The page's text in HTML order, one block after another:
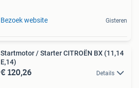
Bezoek website Gisteren
Startmotor / Starter CITROËN BX (11,14
E,14)
€ 120,26 Details